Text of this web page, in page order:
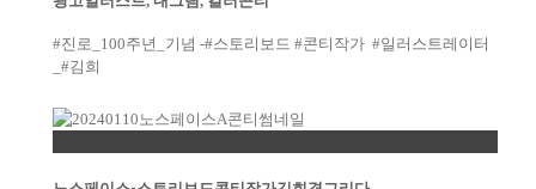
#진로_100주년_기념 -#스토리보드 #콘티작가 #일러스트레이터
_#김희